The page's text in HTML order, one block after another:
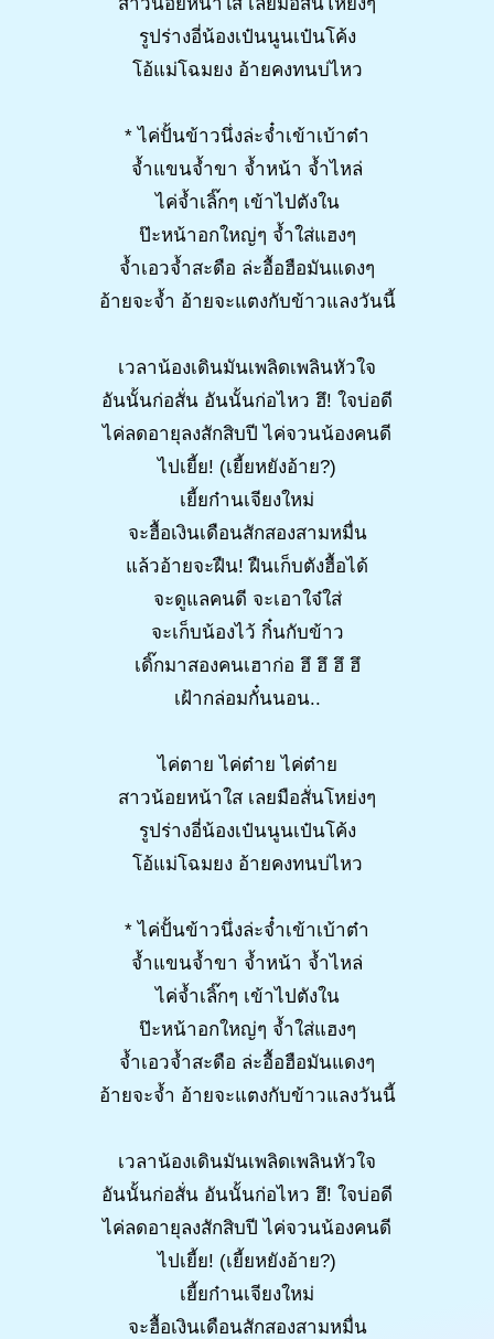
รูปร่างอี่น้องเป๋นนูนเป๋นโค้ง
โอ้แม่โฉมยง อ้ายคงทนบ่ไหว
* ไค่ปั้นข้าวนึ่งล่ะจ๋ำเข้าเบ้าต๋า
จ้ำแขนจ้ำขา จ้ำหน้า จ้ำไหล่
ไค่จ้ำเลิ๊กๆ เข้าไปตังใน
ป๊ะหน้าอกใหญ่ๆ จ้ำใส่แฮงๆ
จ้ำเอวจ้ำสะดือ ล่ะอื้อฮือมันแดงๆ
อ้ายจะจ้ำ อ้ายจะแตงกับข้าวแลงวันนี้
เวลาน้องเดินมันเพลิดเพลินหัวใจ
อันนั้นก่อสั่น อันนั้นก่อไหว ฮึ! ใจบ่อดี
ไค่ลดอายุลงสักสิบปี ไค่จวนน้องคนดี
ไปเยี้ย! (เยี้ยหยังอ้าย?)
เยี้ยก๋านเจียงใหม่
จะฮื้อเงินเดือนสักสองสามหมื่น
แล้วอ้ายจะฝืน! ฝืนเก็บตังฮื้อได้
จะดูแลคนดี จะเอาใจ๋ใส่
จะเก็บน้องไว้ กิ๋นกับข้าว
เดิ๊กมาสองคนเฮาก่อ ฮึ ฮึ ฮึ ฮึ
เฝ้ากล่อมกั๋นนอน..
ไค่ตาย ไค่ต๋าย ไค่ต๋าย
สาวน้อยหน้าใส เลยมือสั่นโหย่งๆ
รูปร่างอี่น้องเป๋นนูนเป๋นโค้ง
โอ้แม่โฉมยง อ้ายคงทนบ่ไหว
* ไค่ปั้นข้าวนึ่งล่ะจ๋ำเข้าเบ้าต๋า
จ้ำแขนจ้ำขา จ้ำหน้า จ้ำไหล่
ไค่จ้ำเลิ๊กๆ เข้าไปตังใน
ป๊ะหน้าอกใหญ่ๆ จ้ำใส่แฮงๆ
จ้ำเอวจ้ำสะดือ ล่ะอื้อฮือมันแดงๆ
อ้ายจะจ้ำ อ้ายจะแตงกับข้าวแลงวันนี้
เวลาน้องเดินมันเพลิดเพลินหัวใจ
อันนั้นก่อสั่น อันนั้นก่อไหว ฮึ! ใจบ่อดี
ไค่ลดอายุลงสักสิบปี ไค่จวนน้องคนดี
ไปเยี้ย! (เยี้ยหยังอ้าย?)
เยี้ยก๋านเจียงใหม่
จะฮื้อเงินเดือนสักสองสามหมื่น